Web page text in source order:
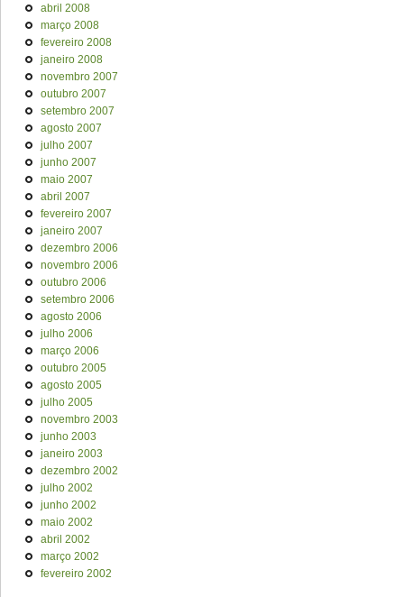
abril 2008
março 2008
fevereiro 2008
janeiro 2008
novembro 2007
outubro 2007
setembro 2007
agosto 2007
julho 2007
junho 2007
maio 2007
abril 2007
fevereiro 2007
janeiro 2007
dezembro 2006
novembro 2006
outubro 2006
setembro 2006
agosto 2006
julho 2006
março 2006
outubro 2005
agosto 2005
julho 2005
novembro 2003
junho 2003
janeiro 2003
dezembro 2002
julho 2002
junho 2002
maio 2002
abril 2002
março 2002
fevereiro 2002